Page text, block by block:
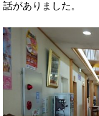
話がありました。